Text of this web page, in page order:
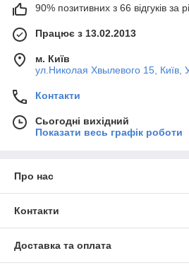
90% позитивних з 66 відгуків за
Працює з 13.02.2013
м. Київ
ул.Николая Хвылевого 15, Київ,
Контакти
Сьогодні вихідний
Показати весь графік роботи
Про нас
Контакти
Доставка та оплата